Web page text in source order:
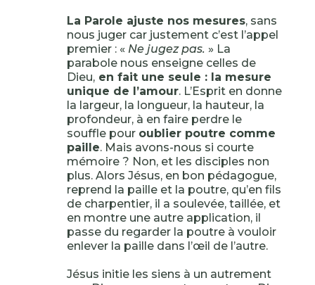
La Parole ajuste nos mesures, sans
nous juger car justement c’est l’appel
premier : « Ne jugez pas. » La
parabole nous enseigne celles de
Dieu,en fait une seule : la mesure
unique de l’amour. L’Esprit en donne
la largeur, la longueur, la hauteur, la
profondeur, à en faire perdre le
souffle pour oublier poutre comme
paille. Mais avons-nous si courte
mémoire ? Non, et les disciples non
plus. Alors Jésus, en bon pédagogue,
reprend la paille et la poutre, qu’en fils
de charpentier, il a soulevée, taillée, et
en montre une autre application, il
passe du regarder la poutre à vouloir
enlever la paille dans l’œil de l’autre.
Jésus initie les siens à un autrement